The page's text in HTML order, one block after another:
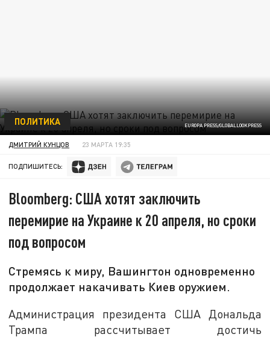
EUROPA PRESS/GLOBALLOOKPRESS
ПОЛИТИКА
ДМИТРИЙ КУНЦОВ 23 МАРТА 19:35
ПОДПИШИТЕСЬ:
Bloomberg: США хотят заключить
перемирие на Украине к 20 апреля, но сроки
под вопросом
Стремясь к миру, Вашингтон одновременно
продолжает накачивать Киев оружием.
Администрация президента США Дональда
Трампа рассчитывает достичь